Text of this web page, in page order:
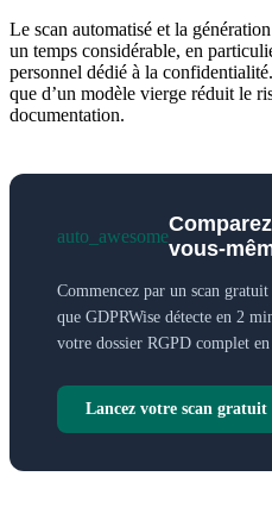
Le scan automatisé et la
un temps considérable, en
personnel dédié à la
que d’un modèle vierge réduit le
documentation.
auto_awesome
vous-
Commencez par un scan
que GDPRWise détecte en 2
votre dossier RGPD complet en
Lancez votre scan gratuit